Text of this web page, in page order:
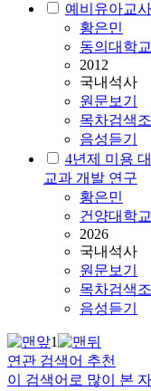
예비유아교
황은민
동의대학교
2012
국내석사
원문보기
목차검색
음성듣기
4년제 미용
교과 개발 연구
황은민
건양대학
2026
국내석사
원문보기
목차검색
음성듣기
1
연관 검색어 추천
이 검색어로 많이 본